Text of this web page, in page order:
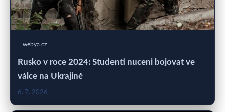
webya.cz
Rusko v roce 2024: Studenti nuceni bojovat ve
válce na Ukrajině
6. 7. 2026